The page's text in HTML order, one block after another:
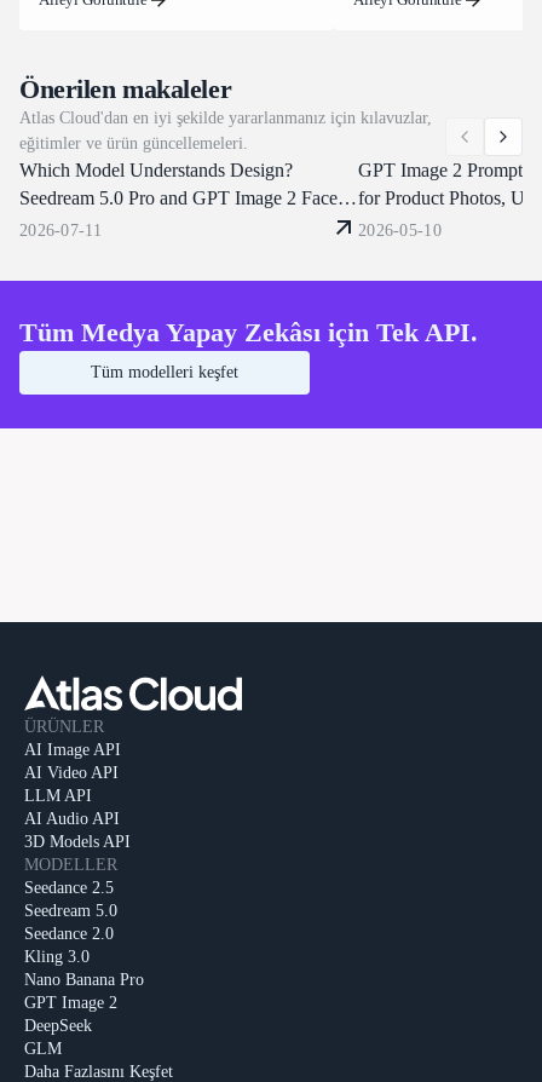
ücretsiz krediler elde eder.
çok dilli altyazıları doğrudan kareye
çizer. Atlas Cloud, halihazırda Seedance
2.0 ve 1.5'e hizmet veren aynı birleşik uç
noktalarda (endpoints) Day-0 erişimi
sağlar. Bugün geliştirmeye başlayın.
karakterleri değiştirebilir,
yenileyebilir, diyalogları
yazabilir veya bir referans
klonlayabilirsiniz. Atlas
üzerinden sunar. Bugün
Önerilen makaleler
Atlas Cloud'dan en iyi şekilde yararlanmanız için kılavuzlar,
eğitimler ve ürün güncellemeleri.
Which Model Understands Design?
Seedream 5.0 Pro and GPT Image 2 Face
the Same Prompt
2026-07-11
GPT Image 2 Prompt
for Product Photos, UI
Marketing Visuals
2026-05-10
Tüm Medya Yapay Zekâsı için Tek API.
Tüm modelleri keşfet
ÜRÜNLER
AI Image API
AI Video API
LLM API
AI Audio API
3D Models API
MODELLER
Seedance 2.5
Seedream 5.0
Seedance 2.0
Kling 3.0
Nano Banana Pro
GPT Image 2
DeepSeek
GLM
Daha Fazlasını Keşfet